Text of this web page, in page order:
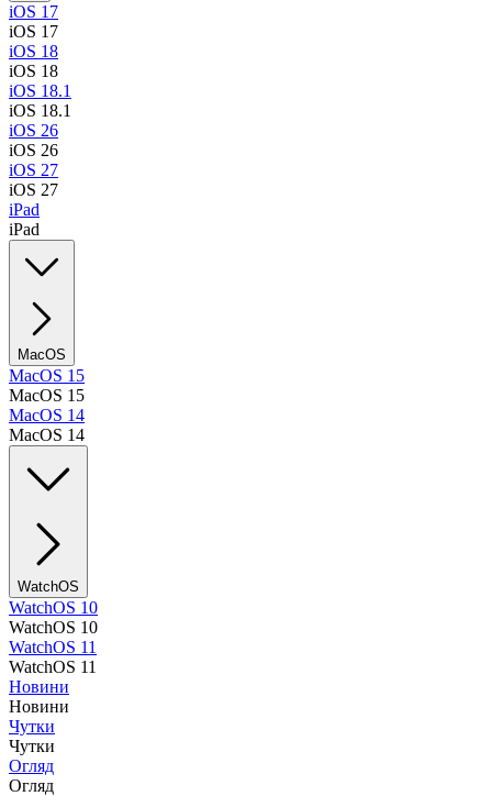
iOS 17
iOS 17
iOS 18
iOS 18
iOS 18.1
iOS 18.1
iOS 26
iOS 26
iOS 27
iOS 27
iPad
iPad
MacOS
MacOS 15
MacOS 15
MacOS 14
MacOS 14
WatchOS
WatchOS 10
WatchOS 10
WatchOS 11
WatchOS 11
Новини
Новини
Чутки
Чутки
Огляд
Огляд